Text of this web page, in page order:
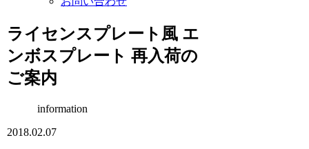
ライセンスプレート風 エ
ンボスプレート 再入荷の
ご案内
information
2018.02.07